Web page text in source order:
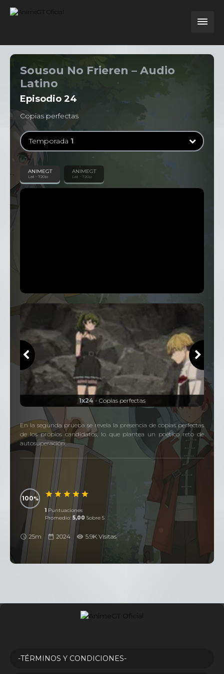
Sousou No Frieren – Audio
Latino
Episodio 24
Copias perfectas
Temporada 1
Temporada
28 Episodios
ANIMEGT
Lat - 720p
ANIMEGT
Lat - 720p
1x24 - Copias perfectas
En la segunda prueba se revela la presencia de copias perfectas
de los propios candidatos, lo que plantea un poético reto de
autosuperación.
100
1 Puntuaciones
Promedio: 5,00 Sobre 5
25m 2024 5.9K Visitas
-TÉRMINOS Y CONDICIONES-